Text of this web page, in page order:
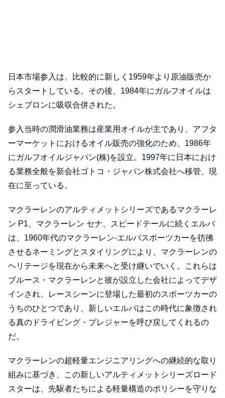
日本市場参入は、比較的に新しく1959年より原油販売か
らスタートしている。その後、1984年にガルフオイルは
シェブロンに吸収合併された。
参入当時の潤滑油業務は産業用オイルが主であり、アフタ
ーマーケットにおけるオイル販売の強化のため、1986年
にガルフオイルジャパン(株)を設立。1997年に日本におけ
る業務全般を新会社ゴトコ・ジャパン株式会社へ移管、現
在に至っている。
マクラーレンのアルティメットシリーズであるマクラーレ
ン P1、マクラーレン セナ、スピードテールに続くエルバ
は、1960年代のマクラーレン-エルバスポーツカーを彷彿
させるネーミングとスタイリングにより、マクラーレンの
ヘリテージを現在から未来へと受け継いでいく。これらは
ブルース・マクラーレンと彼が設立した会社によってデザ
インされ、レースシーンに登場した最初のスポーツカーの
うちのひとつであり、新しいエルバはこの時代に象徴され
る真のドライビング・プレジャーを呼び戻してくれるの
だ。
マクラーレンの超軽量エンジニアリングへの継続的な取り
組みに基づき、この新しいアルティメットシリーズロード
スターは、先駆者たちによる軽量構造のポリシーを守りな